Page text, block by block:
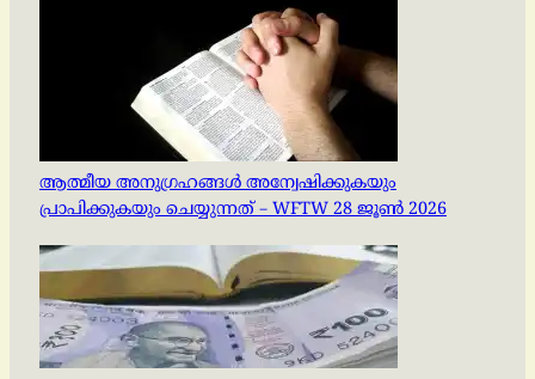
ആത്മീയ അനുഗ്രഹങ്ങൾ അന്വേഷിക്കുകയും
പ്രാപിക്കുകയും ചെയ്യുന്നത് – WFTW 28 ജൂൺ 2026